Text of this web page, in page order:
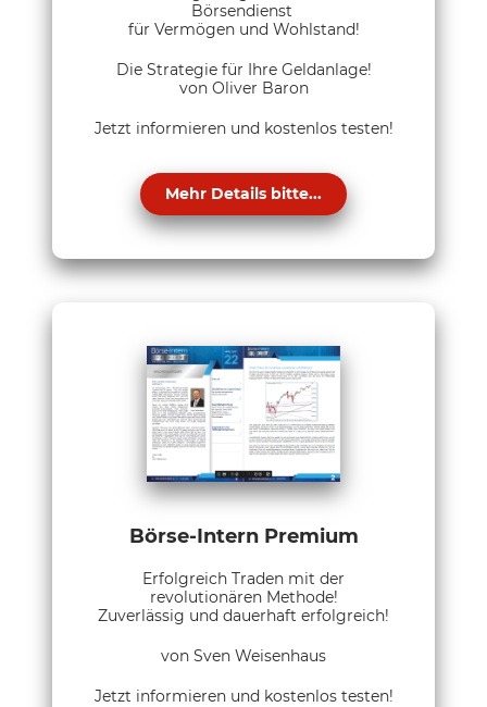
Börsendienst
für Vermögen und Wohlstand!
Die Strategie für Ihre Geldanlage!
von Oliver Baron
Jetzt informieren und kostenlos testen!
Mehr Details bitte...
Börse-Intern Premium
Erfolgreich Traden mit der
revolutionären Methode!
Zuverlässig und dauerhaft erfolgreich!
von Sven Weisenhaus
Jetzt informieren und kostenlos testen!